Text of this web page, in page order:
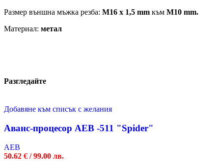
Размер външна мъжка резба: М16 х 1,5 mm към М10 mm.
Материал: метал
Разгледайте
Добавяне към списък с желания
Аванс-процесор AEB -511 "Spider"
AEB
50.62 € / 99.00 лв.